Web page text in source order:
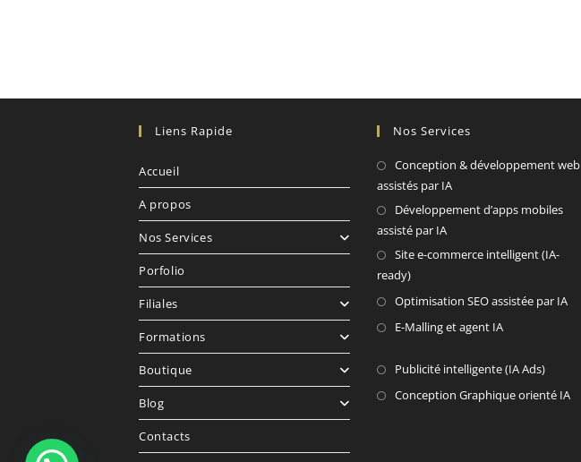
Liens Rapide
Accueil
A propos
Nos Services
Porfolio
Filiales
Formations
Boutique
Blog
Contacts
Nos Services
Conception & développement web
assistés par IA
Développement d’apps mobiles
assisté par IA
Site e-commerce intelligent (IA-
ready)
Optimisation SEO assistée par IA
E-Malling et agent IA
Publicité intelligente (IA Ads)
Conception Graphique orienté IA